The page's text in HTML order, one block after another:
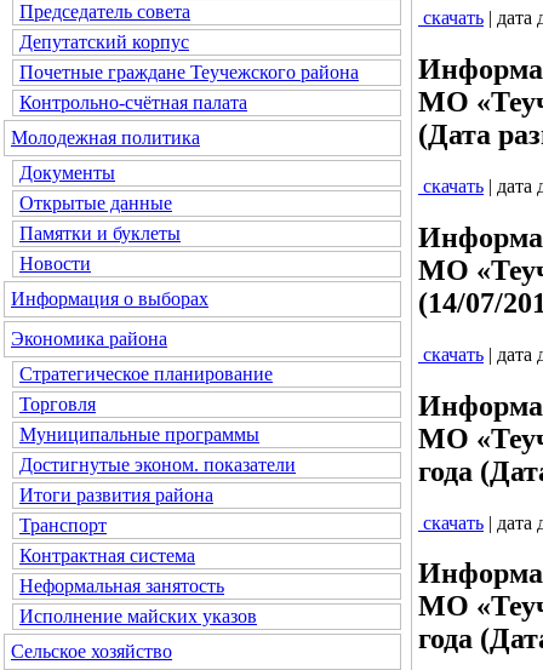
Председатель совета
Депутатский корпус
Почетные граждане Теучежского района
Контрольно-счётная палата
Молодежная политика
Документы
Открытые данные
Памятки и буклеты
Новости
Информация о выборах
Экономика района
Стратегическое планирование
Торговля
Муниципальные программы
Достигнутые эконом. показатели
Итоги развития района
Транспорт
Контрактная система
Неформальная занятость
Исполнение майских указов
Сельское хозяйство
скачать | дата
МО
(Дата
скачать | дата
МО
(14/07/
скачать | дата
МО
года
скачать | дата
МО
года